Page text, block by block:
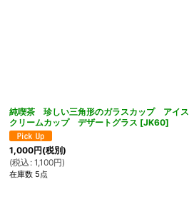
純喫茶 珍しい三角形のガラスカップ アイス
クリームカップ デザートグラス [JK60]
1,000円(税別)
(税込 : 1,100円)
在庫数 5点